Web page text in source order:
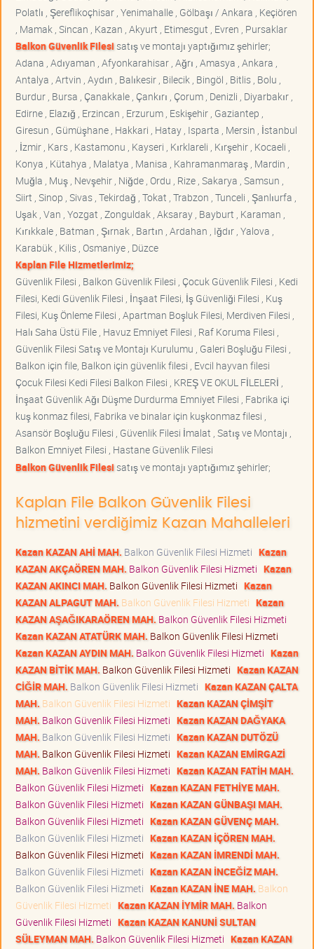
Polatlı , Şereflikoçhisar , Yenimahalle , Gölbaşı / Ankara , Keçiören
, Mamak , Sincan , Kazan , Akyurt , Etimesgut , Evren , Pursaklar
Balkon Güvenlik Filesisatış ve montajı yaptığımız şehirler;
Adana , Adıyaman , Afyonkarahisar , Ağrı , Amasya , Ankara ,
Antalya , Artvin , Aydın , Balıkesir , Bilecik , Bingöl , Bitlis , Bolu ,
Burdur , Bursa , Çanakkale , Çankırı , Çorum , Denizli , Diyarbakır ,
Edirne , Elazığ , Erzincan , Erzurum , Eskişehir , Gaziantep ,
Giresun , Gümüşhane , Hakkari , Hatay , Isparta , Mersin , İstanbul
, İzmir , Kars , Kastamonu , Kayseri , Kırklareli , Kırşehir , Kocaeli ,
Konya , Kütahya , Malatya , Manisa , Kahramanmaraş , Mardin ,
Muğla , Muş , Nevşehir , Niğde , Ordu , Rize , Sakarya , Samsun ,
Siirt , Sinop , Sivas , Tekirdağ , Tokat , Trabzon , Tunceli , Şanlıurfa ,
Uşak , Van , Yozgat , Zonguldak , Aksaray , Bayburt , Karaman ,
Kırıkkale , Batman , Şırnak , Bartın , Ardahan , Iğdır , Yalova ,
Karabük , Kilis , Osmaniye , Düzce
Kaplan File Hizmetlerimiz;
Güvenlik Filesi , Balkon Güvenlik Filesi , Çocuk Güvenlik Filesi , Kedi
Filesi, Kedi Güvenlik Filesi , İnşaat Filesi, İş Güvenliği Filesi , Kuş
Filesi, Kuş Önleme Filesi , Apartman Boşluk Filesi, Merdiven Filesi ,
Halı Saha Üstü File , Havuz Emniyet Filesi , Raf Koruma Filesi ,
Güvenlik Filesi Satış ve Montajı Kurulumu , Galeri Boşluğu Filesi ,
Balkon için file, Balkon için güvenlik filesi , Evcil hayvan filesi
Çocuk Filesi Kedi Filesi Balkon Filesi , KREŞ VE OKUL FİLELERİ ,
İnşaat Güvenlik Ağı Düşme Durdurma Emniyet Filesi , Fabrika içi
kuş konmaz filesi, Fabrika ve binalar için kuşkonmaz filesi ,
Asansör Boşluğu Filesi , Güvenlik Filesi İmalat , Satış ve Montajı ,
Balkon Emniyet Filesi , Hastane Güvenlik Filesi
Balkon Güvenlik Filesisatış ve montajı yaptığımız şehirler;
Kaplan File Balkon Güvenlik Filesi
hizmetini verdiğimiz Kazan Mahalleleri
Kazan KAZAN AHİ MAH. Balkon Güvenlik Filesi Hizmeti Kazan
KAZAN AKÇAÖREN MAH. Balkon Güvenlik Filesi Hizmeti Kazan
KAZAN AKINCI MAH. Balkon Güvenlik Filesi Hizmeti Kazan
KAZAN ALPAGUT MAH. Balkon Güvenlik Filesi Hizmeti Kazan
KAZAN AŞAĞIKARAÖREN MAH. Balkon Güvenlik Filesi Hizmeti
Kazan KAZAN ATATÜRK MAH. Balkon Güvenlik Filesi Hizmeti
Kazan KAZAN AYDIN MAH. Balkon Güvenlik Filesi Hizmeti Kazan
KAZAN BİTİK MAH. Balkon Güvenlik Filesi Hizmeti Kazan KAZAN
CİĞİR MAH. Balkon Güvenlik Filesi Hizmeti Kazan KAZAN ÇALTA
MAH. Balkon Güvenlik Filesi Hizmeti Kazan KAZAN ÇİMŞİT
MAH. Balkon Güvenlik Filesi Hizmeti Kazan KAZAN DAĞYAKA
MAH. Balkon Güvenlik Filesi Hizmeti Kazan KAZAN DUTÖZÜ
MAH. Balkon Güvenlik Filesi Hizmeti Kazan KAZAN EMİRGAZİ
MAH. Balkon Güvenlik Filesi Hizmeti Kazan KAZAN FATİH MAH.
Balkon Güvenlik Filesi Hizmeti Kazan KAZAN FETHİYE MAH.
Balkon Güvenlik Filesi Hizmeti Kazan KAZAN GÜNBAŞI MAH.
Balkon Güvenlik Filesi Hizmeti Kazan KAZAN GÜVENÇ MAH.
Balkon Güvenlik Filesi Hizmeti Kazan KAZAN İÇÖREN MAH.
Balkon Güvenlik Filesi Hizmeti Kazan KAZAN İMRENDİ MAH.
Balkon Güvenlik Filesi Hizmeti Kazan KAZAN İNCEĞİZ MAH.
Balkon Güvenlik Filesi Hizmeti Kazan KAZAN İNE MAH. Balkon
Güvenlik Filesi Hizmeti Kazan KAZAN İYMİR MAH. Balkon
Güvenlik Filesi Hizmeti Kazan KAZAN KANUNİ SULTAN
SÜLEYMAN MAH. Balkon Güvenlik Filesi Hizmeti Kazan KAZAN